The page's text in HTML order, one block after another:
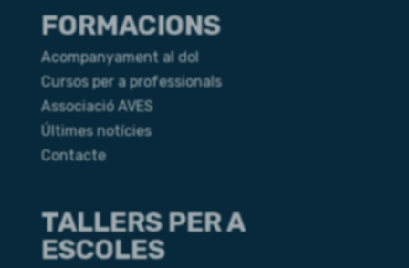
FORMACIONS
Acompanyament al dol
Cursos per a professionals
Associació AVES
Últimes notícies
Contacte
TALLERS PER A
ESCOLES